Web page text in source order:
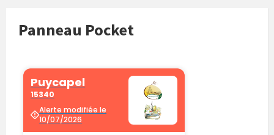
Panneau Pocket